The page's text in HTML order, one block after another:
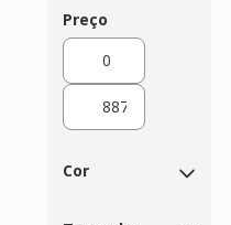
Preço
Cor